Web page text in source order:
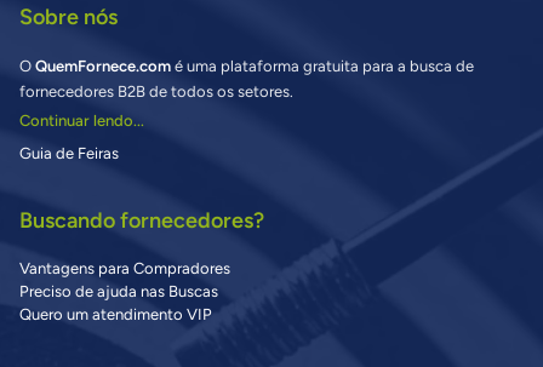
Sobre nós
O QuemFornece.com é uma plataforma gratuita para a busca de
fornecedores B2B de todos os setores.
Continuar lendo...
Guia de Feiras
Buscando fornecedores?
Vantagens para Compradores
Preciso de ajuda nas Buscas
Quero um atendimento VIP